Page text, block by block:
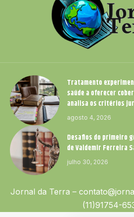
Tratamento
saúde a oferecer
analisa os critérios
agosto 4, 2026
Desafios do primeiro
de Valdemir Ferreira
julho 30, 2026
Jornal da Terra –
(11)91754-